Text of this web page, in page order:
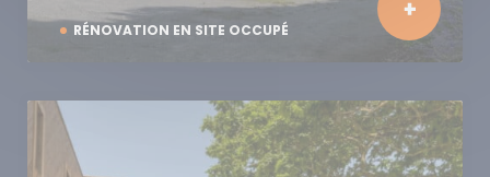
RÉNOVATION EN SITE OCCUPÉ